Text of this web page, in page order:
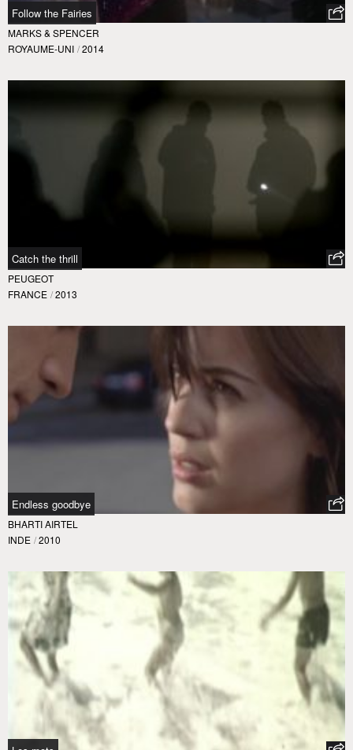
Follow the Fairies
MARKS & SPENCER
ROYAUME-UNI / 2014
Catch the thrill
PEUGEOT
FRANCE / 2013
Endless goodbye
BHARTI AIRTEL
INDE / 2010